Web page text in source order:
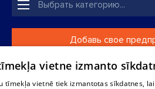
Добавь свое
Если твоего предприятия нет
vietne izmanto
tīmekļa vietnē tiek izmantotas sīkdatnes,